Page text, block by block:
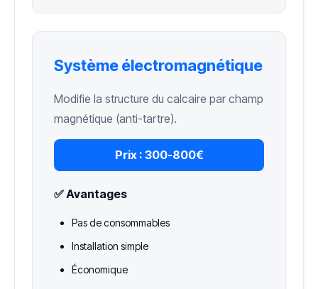
Système électromagnétique
Modifie la structure du calcaire par champ
magnétique (anti-tartre).
Prix : 300-800€
✅ Avantages
Pas de consommables
Installation simple
Économique